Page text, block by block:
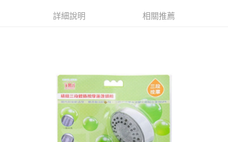
每筆NT$60，滿NT$599(含以上)免運費
每筆NT$120，滿NT$1,999(含以上)免運費
詳細說明 相關推薦